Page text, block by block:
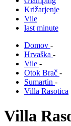
Križarjenje
Vile
last minute
Domov -
Hrvaška -
Vile -
Otok Brač -
Sumartin -
Villa Rasotica
Villa